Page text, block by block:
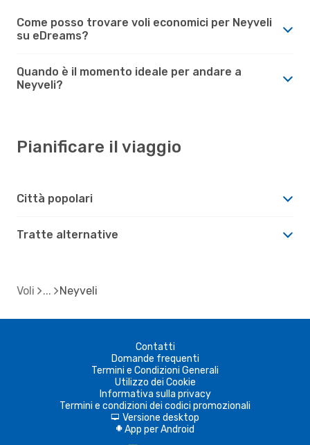
Come posso trovare voli economici per Neyveli
su eDreams?
Quando è il momento ideale per andare a
Neyveli?
Pianificare il viaggio
Città popolari
Tratte alternative
Voli Neyveli
Contatti
Domande frequenti
Termini e Condizioni Generali
Utilizzo dei Cookie
Informativa sulla privacy
Termini e condizioni dei codici promozionali
d Versione desktop
A App per Android